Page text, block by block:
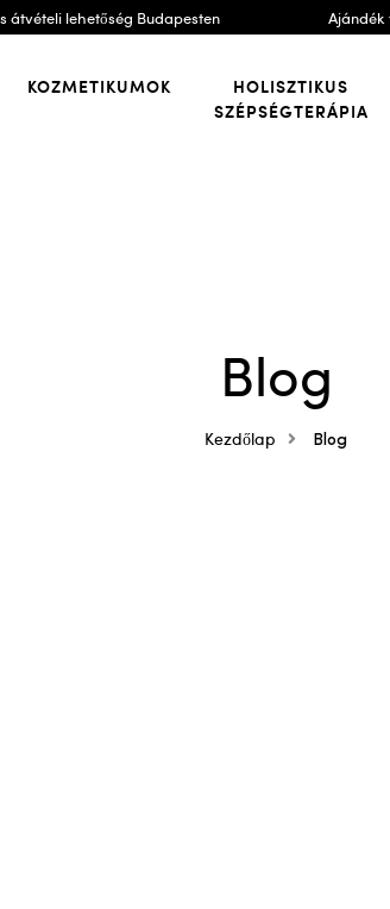
átvételi lehetőség Budapesten Ajándék
KOZMETIKUMOK
HOLISZTIKUS
SZÉPSÉGTERÁPIA
Blog
Kezdőlap Blog